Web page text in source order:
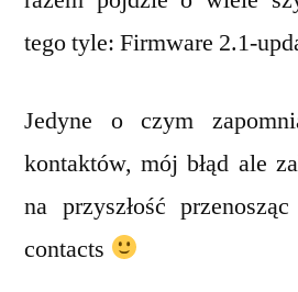
tego tyle: Firmware 2.1-
Jedyne o czym
kontaktów, mój błąd ale
na przyszłość
contacts